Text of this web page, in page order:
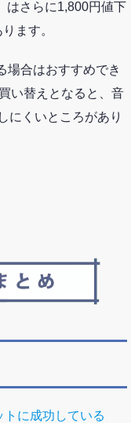
はさらに1,800円値下
ます。
場合はおすすめでき
い替えとなると、音
にくいところがあり
に成功している